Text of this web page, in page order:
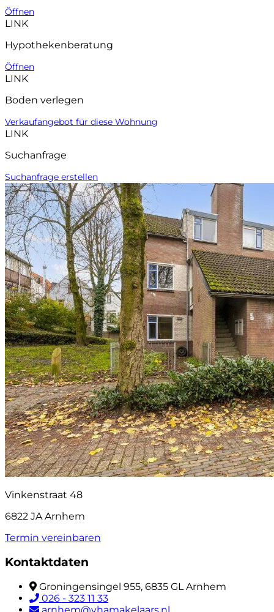
Öffnen
LINK
Hypothekenberatung
Öffnen
LINK
Boden verlegen
Verkaufangebot für diese Wohnung
LINK
Suchanfrage
Suchanfrage erstellen
Vinkenstraat 48
6822 JA Arnhem
Termin vereinbaren
Kontaktdaten
Groningensingel 955, 6835 GL Arnhem
026 - 323 11 33